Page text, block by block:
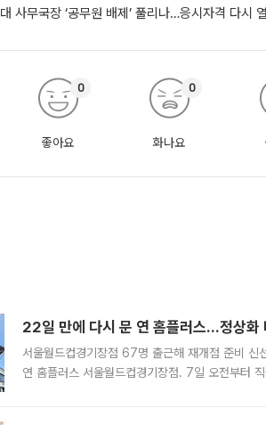
사무국장 ‘공무원 배제’ 풀리나…응시자격 다시
좋아요
0
화나요
0
22일 만에 다시 문 연 홈플러스…정상화
서울월드컵경기장점 67명 출근해 재개점 준비
연 홈플러스 서울월드컵경기장점. 7일 오전부터